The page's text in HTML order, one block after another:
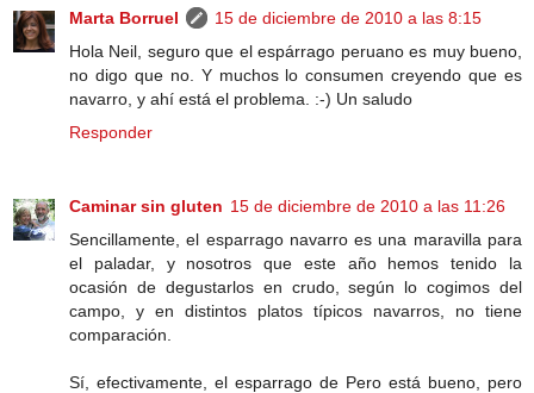
Marta Borruel
15 de diciembre de 2010 a las 8:15
Hola Neil, seguro que el espárrago peruano es muy bueno,
no digo que no. Y muchos lo consumen creyendo que es
navarro, y ahí está el problema. :-) Un saludo
Responder
Caminar sin gluten 15 de diciembre de 2010 a las 11:26
Sencillamente, el esparrago navarro es una maravilla para
el paladar, y nosotros que este año hemos tenido la
ocasión de degustarlos en crudo, según lo cogimos del
campo, y en distintos platos típicos navarros, no tiene
comparación.
Sí, efectivamente, el esparrago de Pero está bueno, pero